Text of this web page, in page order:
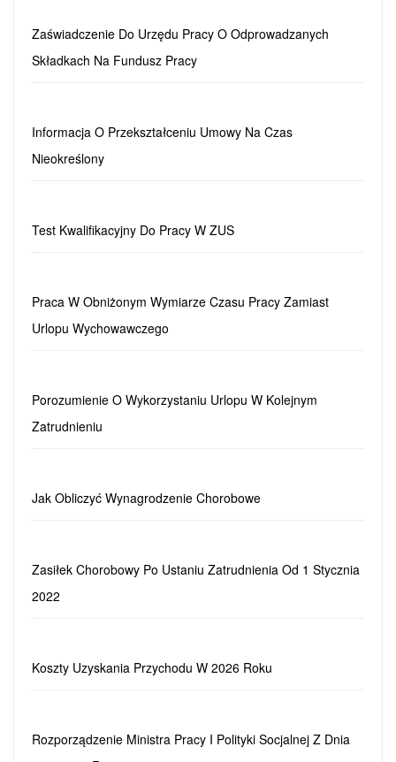
Zaświadczenie Do Urzędu Pracy O Odprowadzanych
Składkach Na Fundusz Pracy
Informacja O Przekształceniu Umowy Na Czas
Nieokreślony
Test Kwalifikacyjny Do Pracy W ZUS
Praca W Obniżonym Wymiarze Czasu Pracy Zamiast
Urlopu Wychowawczego
Porozumienie O Wykorzystaniu Urlopu W Kolejnym
Zatrudnieniu
Jak Obliczyć Wynagrodzenie Chorobowe
Zasiłek Chorobowy Po Ustaniu Zatrudnienia Od 1 Stycznia
2022
Koszty Uzyskania Przychodu W 2026 Roku
Rozporządzenie Ministra Pracy I Polityki Socjalnej Z Dnia